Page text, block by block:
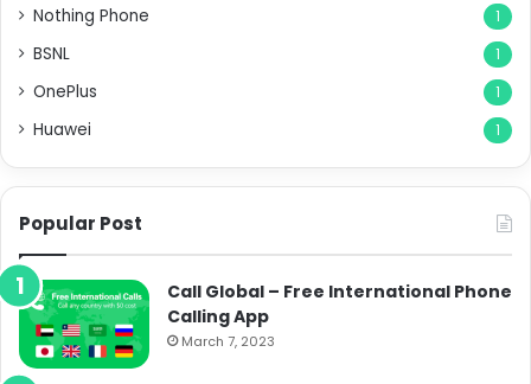
Nothing Phone 1
BSNL 1
OnePlus 1
Huawei 1
Popular Post
Call Global – Free International Phone
Calling App
March 7, 2023